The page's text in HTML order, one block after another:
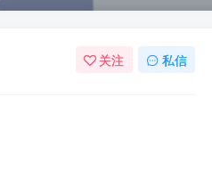
关注 私信